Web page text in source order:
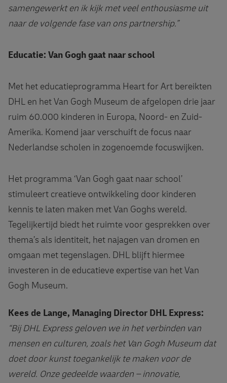
samengewerkt en ik kijk met veel enthousiasme uit
naar de volgende fase van ons partnership.”
Educatie: Van Gogh gaat naar school
Met het educatieprogramma Heart for Art bereikten
DHL en het Van Gogh Museum de afgelopen drie jaar
ruim 60.000 kinderen in Europa, Noord- en Zuid-
Amerika. Komend jaar verschuift de focus naar
Nederlandse scholen in zogenoemde focuswijken.
Het programma ‘Van Gogh gaat naar school’
stimuleert creatieve ontwikkeling door kinderen
kennis te laten maken met Van Goghs wereld.
Tegelijkertijd biedt het ruimte voor gesprekken over
thema’s als identiteit, het najagen van dromen en
omgaan met tegenslagen. DHL blijft hiermee
investeren in de educatieve expertise van het Van
Gogh Museum.
Kees de Lange, Managing Director DHL Express:
“Bij DHL Express geloven we in het verbinden van
mensen en culturen, zoals het Van Gogh Museum dat
doet door kunst toegankelijk te maken voor de
wereld. Onze gedeelde waarden – innovatie,